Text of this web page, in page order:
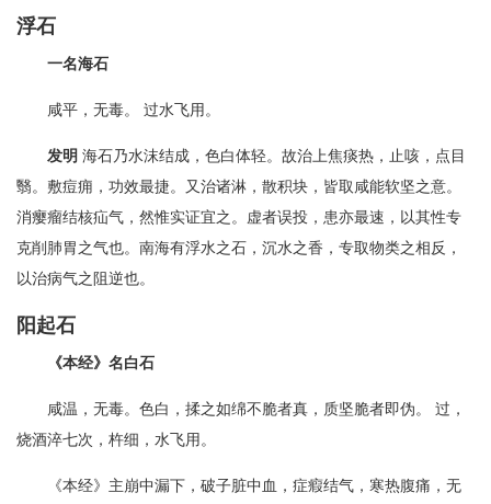
浮石
一名海石
咸平，无毒。 过水飞用。
发明 海石乃水沫结成，色白体轻。故治上焦痰热，止咳，点目
翳。敷痘痈，功效最捷。又治诸淋，散积块，皆取咸能软坚之意。
消瘿瘤结核疝气，然惟实证宜之。虚者误投，患亦最速，以其性专
克削肺胃之气也。南海有浮水之石，沉水之香，专取物类之相反，
以治病气之阻逆也。
阳起石
《本经》名白石
咸温，无毒。色白，揉之如绵不脆者真，质坚脆者即伪。 过，
烧酒淬七次，杵细，水飞用。
《本经》主崩中漏下，破子脏中血，症瘕结气，寒热腹痛，无